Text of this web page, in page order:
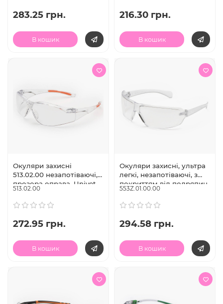
283.25 грн.
В кошик
216.30 грн.
В кошик
Окуляри захисні
513.02.00 незапотіваючі,
прозора оправа, Univet
(Італія)
513.02.00
272.95 грн.
В кошик
Окуляри захисні, ультра
легкі, незапотіваючі, з
покриттям від подряпин,
модель 553Z.01.00.00,
Univet (Італія)
553Z.01.00.00
294.58 грн.
В кошик